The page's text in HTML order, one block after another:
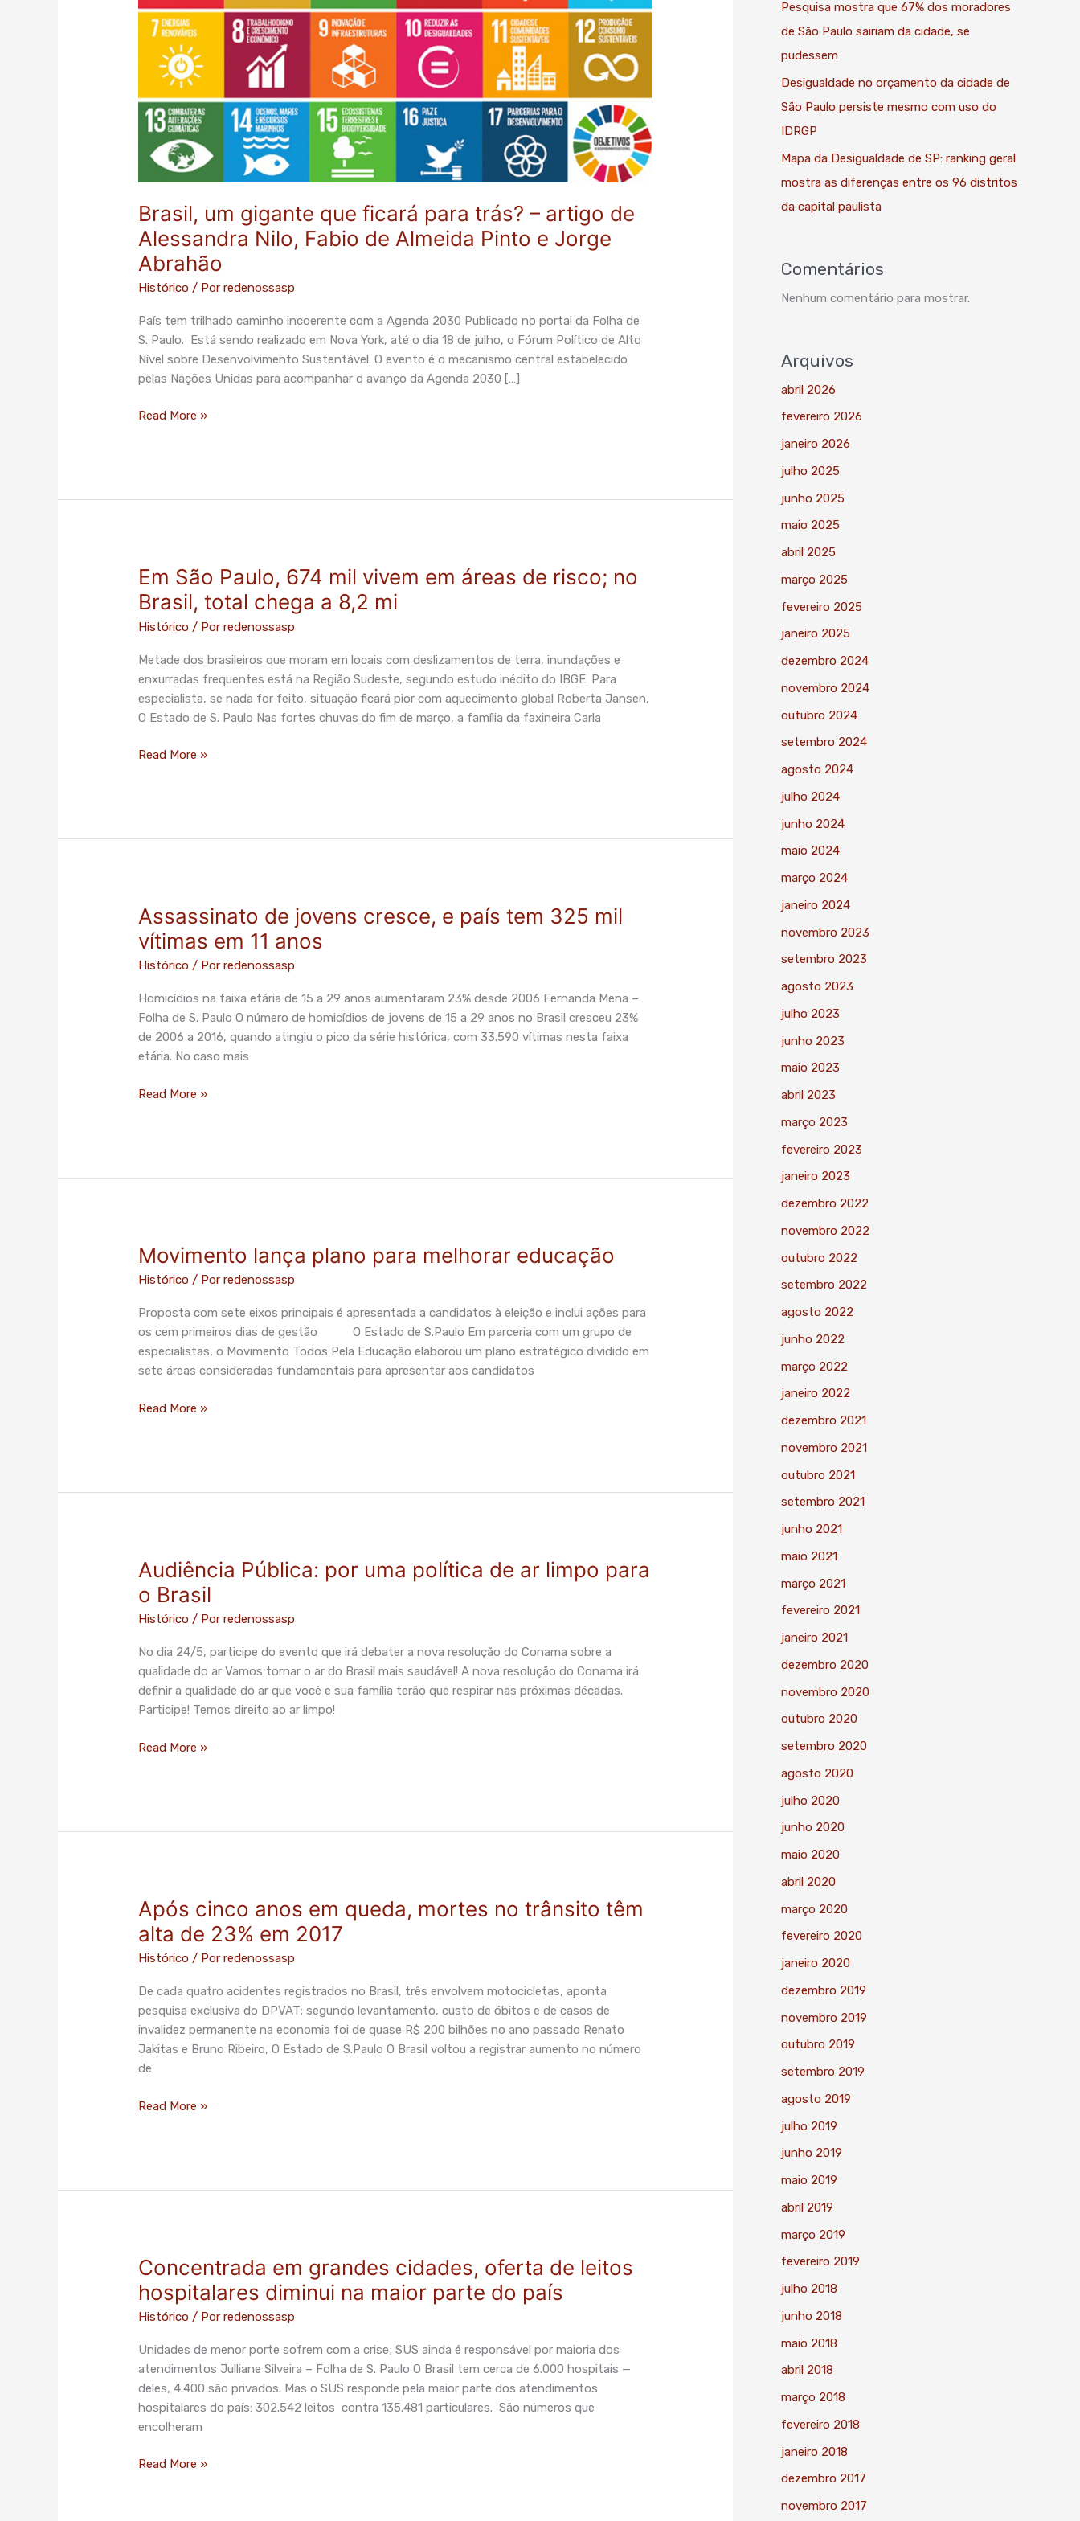
Brasil, um gigante que ficará para trás? – artigo de
Alessandra Nilo, Fabio de Almeida Pinto e Jorge
Abrahão
Histórico / Porredenossasp
País tem trilhado caminho incoerente com a Agenda 2030 Publicado no portal da Folha de
S. Paulo. Está sendo realizado em Nova York, até o dia 18 de julho, o Fórum Político de Alto
Nível sobre Desenvolvimento Sustentável. O evento é o mecanismo central estabelecido
pelas Nações Unidas para acompanhar o avanço da Agenda 2030 […]
ficará
para
artigo
de
Alessandra
Nilo,
Fabio
de
Almeida
Pinto
e
Jorge
Abrahão
Read More »
Em São Paulo, 674 mil vivem em áreas de risco; no
Brasil, total chega a 8,2 mi
Histórico / Porredenossasp
Metade dos brasileiros que moram em locais com deslizamentos de terra, inundações e
enxurradas frequentes está na Região Sudeste, segundo estudo inédito do IBGE. Para
especialista, se nada for feito, situação ficará pior com aquecimento global Roberta Jansen,
O Estado de S. Paulo Nas fortes chuvas do fim de março, a família da faxineira Carla
Em
São
Paulo,
674
áreas
risco;
a
Read More »
Assassinato de jovens cresce, e país tem 325 mil
vítimas em 11 anos
Histórico / Porredenossasp
Homicídios na faixa etária de 15 a 29 anos aumentaram 23% desde 2006 Fernanda Mena –
Folha de S. Paulo O número de homicídios de jovens de 15 a 29 anos no Brasil cresceu 23%
de 2006 a 2016, quando atingiu o pico da série histórica, com 33.590 vítimas nesta faixa
etária. No caso mais
Assassinato
de
jovens
cresce,
vítimas
Read More »
Movimento lança plano para melhorar educação
Histórico / Porredenossasp
Proposta com sete eixos principais é apresentada a candidatos à eleição e inclui ações para
os cem primeiros dias de gestão O Estado de S.Paulo Em parceria com um grupo de
especialistas, o Movimento Todos Pela Educação elaborou um plano estratégico dividido em
sete áreas consideradas fundamentais para apresentar aos candidatos
Movimento
para
melhorar
educação
Read More »
Audiência Pública: por uma política de ar limpo para
o Brasil
Histórico / Porredenossasp
No dia 24/5, participe do evento que irá debater a nova resolução do Conama sobre a
qualidade do ar Vamos tornar o ar do Brasil mais saudável! A nova resolução do Conama irá
definir a qualidade do ar que você e sua família terão que respirar nas próximas décadas.
Participe! Temos direito ao ar limpo!
Audiência
Pública:
por
uma
ar
o
Read More »
Após cinco anos em queda, mortes no trânsito têm
alta de 23% em 2017
Histórico / Porredenossasp
De cada quatro acidentes registrados no Brasil, três envolvem motocicletas, aponta
pesquisa exclusiva do DPVAT; segundo levantamento, custo de óbitos e de casos de
invalidez permanente na economia foi de quase R$ 200 bilhões no ano passado Renato
Jakitas e Bruno Ribeiro, O Estado de S.Paulo O Brasil voltou a registrar aumento no número
de
Após
cinco
anos
em
no
de
Read More »
Concentrada em grandes cidades, oferta de leitos
hospitalares diminui na maior parte do país
Histórico / Porredenossasp
Unidades de menor porte sofrem com a crise; SUS ainda é responsável por maioria dos
atendimentos Julliane Silveira – Folha de S. Paulo O Brasil tem cerca de 6.000 hospitais —
deles, 4.400 são privados. Mas o SUS responde pela maior parte dos atendimentos
hospitalares do país: 302.542 leitos contra 135.481 particulares. São números que
encolheram
Concentrada
em
grandes
cidades,
diminui
maior
Read More »
Pesquisa mostra que 67% dos moradores
de São Paulo sairiam da cidade, se
pudessem
Desigualdade no orçamento da cidade de
São Paulo persiste mesmo com uso do
IDRGP
Mapa da Desigualdade de SP: ranking geral
mostra as diferenças entre os 96 distritos
da capital paulista
Comentários
Nenhum comentário para mostrar.
Arquivos
abril 2026
fevereiro 2026
janeiro 2026
julho 2025
junho 2025
maio 2025
abril 2025
março 2025
fevereiro 2025
janeiro 2025
dezembro 2024
novembro 2024
outubro 2024
setembro 2024
agosto 2024
julho 2024
junho 2024
maio 2024
março 2024
janeiro 2024
novembro 2023
setembro 2023
agosto 2023
julho 2023
junho 2023
maio 2023
abril 2023
março 2023
fevereiro 2023
janeiro 2023
dezembro 2022
novembro 2022
outubro 2022
setembro 2022
agosto 2022
junho 2022
março 2022
janeiro 2022
dezembro 2021
novembro 2021
outubro 2021
setembro 2021
junho 2021
maio 2021
março 2021
fevereiro 2021
janeiro 2021
dezembro 2020
novembro 2020
outubro 2020
setembro 2020
agosto 2020
julho 2020
junho 2020
maio 2020
abril 2020
março 2020
fevereiro 2020
janeiro 2020
dezembro 2019
novembro 2019
outubro 2019
setembro 2019
agosto 2019
julho 2019
junho 2019
maio 2019
abril 2019
março 2019
fevereiro 2019
julho 2018
junho 2018
maio 2018
abril 2018
março 2018
fevereiro 2018
janeiro 2018
dezembro 2017
novembro 2017